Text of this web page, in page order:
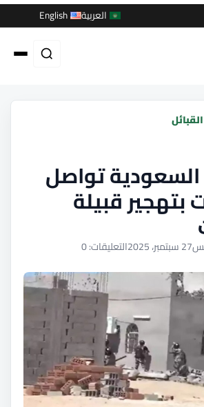
العربية English
تواصل
بتهجير قبيلة
27 سبتمبر، 2025 التعليقات: 0